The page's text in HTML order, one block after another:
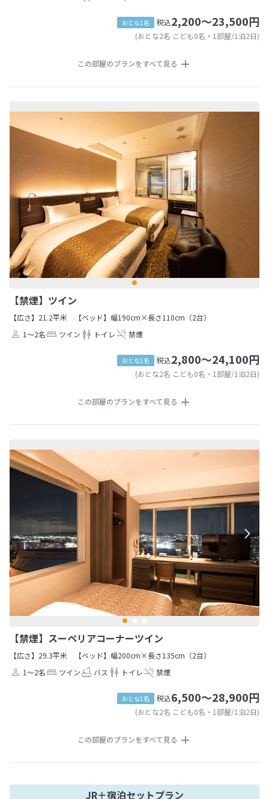
おとな1名 税込2,200～23,500円
(おとな2名 こども0名・1部屋/1泊2日)
この部屋のプランをすべて見る
【禁煙】ツイン
【広さ】21.2平米
【ベッド】幅190cm×長さ110cm（2台）
1～2名
ツイン トイレ 禁煙
おとな1名 税込2,800～24,100円
(おとな2名 こども0名・1部屋/1泊2日)
この部屋のプランをすべて見る
【禁煙】スーペリアコーナーツイン
【広さ】29.3平米
【ベッド】幅200cm×長さ135cm（2台）
1～2名
ツイン バス トイレ 禁煙
おとな1名 税込6,500～28,900円
(おとな2名 こども0名・1部屋/1泊2日)
この部屋のプランをすべて見る
JR＋宿泊セットプラン